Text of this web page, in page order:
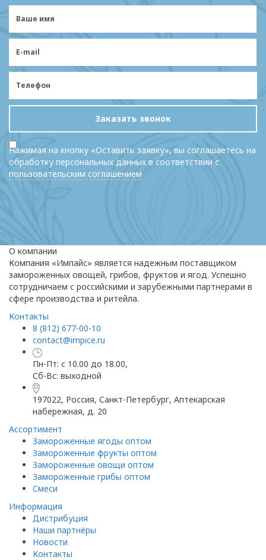
Заказать звонок
Нажимая на кнопку «Оставить заявку», вы соглашаетесь на
обработку персональных данных в соответствии с
пользовательским соглашением
О компании
Компания «Импайс» является надежным поставщиком
замороженных овощей, грибов, фруктов и ягод. Успешно
сотрудничаем с российскими и зарубежными партнерами в
сфере производства и ритейла.
Контакты
8 (812) 677-00-10
contact@impice.ru
Пн-Пт: с 10.00 до 18.00,
Сб-Вс: выходной
197022, Россия, Санкт-Петербург, Аптекарская
набережная, д. 20
Ассортимент
Замороженные ягоды оптом
Замороженные фрукты оптом
Замороженные овощи оптом
Замороженные грибы оптом
Смеси
Информация
Дистрибуция
Наши партнёры
Новости
Контакты